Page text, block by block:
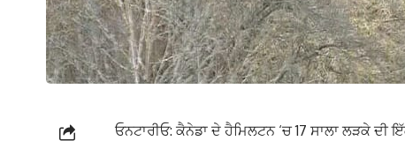
ਓਨਟਾਰੀਓ: ਕੈਨੇਡਾ ਦੇ ਹੈਮਿਲਟਨ ‘ਚ 17 ਸਾਲਾ ਲੜਕੇ ਦੀ